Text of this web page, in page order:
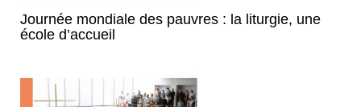
Journée mondiale des pauvres : la liturgie, une
école d’accueil